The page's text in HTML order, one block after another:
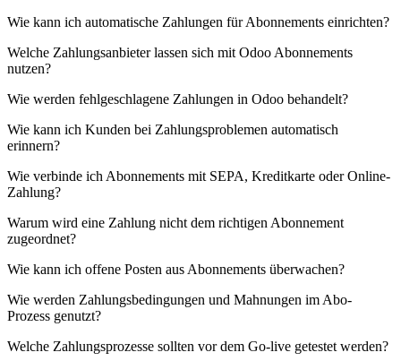
Wie kann ich automatische Zahlungen für Abonnements einrichten?
Welche Zahlungsanbieter lassen sich mit Odoo Abonnements
nutzen?
Wie werden fehlgeschlagene Zahlungen in Odoo behandelt?
Wie kann ich Kunden bei Zahlungsproblemen automatisch
erinnern?
Wie verbinde ich Abonnements mit SEPA, Kreditkarte oder Online-
Zahlung?
Warum wird eine Zahlung nicht dem richtigen Abonnement
zugeordnet?
Wie kann ich offene Posten aus Abonnements überwachen?
Wie werden Zahlungsbedingungen und Mahnungen im Abo-
Prozess genutzt?
Welche Zahlungsprozesse sollten vor dem Go-live getestet werden?